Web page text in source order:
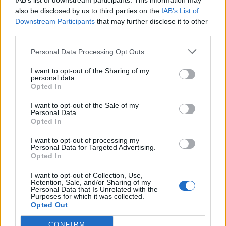
also be disclosed by us to third parties on the IAB’s List of
Downstream Participants that may further disclose it to other
Personal Data Processing Opt Outs
I want to opt-out of the Sharing of my
personal data.
Opted In
I want to opt-out of the Sale of my
Personal Data.
Opted In
I want to opt-out of processing my
Personal Data for Targeted Advertising.
Opted In
I want to opt-out of Collection, Use,
Retention, Sale, and/or Sharing of my
Personal Data that Is Unrelated with the
Purposes for which it was collected.
Opted Out
CONFIRM
Στόχος της θεραπείας είναι ο πλήρης αποκλεισμός
ώστε να μειωθεί ο κίνδυνος αιμορραγίας και
άλλων νευρολογικών επιπλοκών. Η επιλογή της
κατάλληλης μεθόδου εξαρτάται από τη θέση, το
μέγεθος και τα ιδιαίτερα χαρακτηριστικά της
βλάβης.
Οι κύριες θεραπευτικές προσεγγίσεις είναι:
οριστική λύση, ιδιαίτερα όταν η βλάβη είναι
προσβάσιμη και η επέμβαση μπορεί να
πραγματοποιηθεί με ασφάλεια.